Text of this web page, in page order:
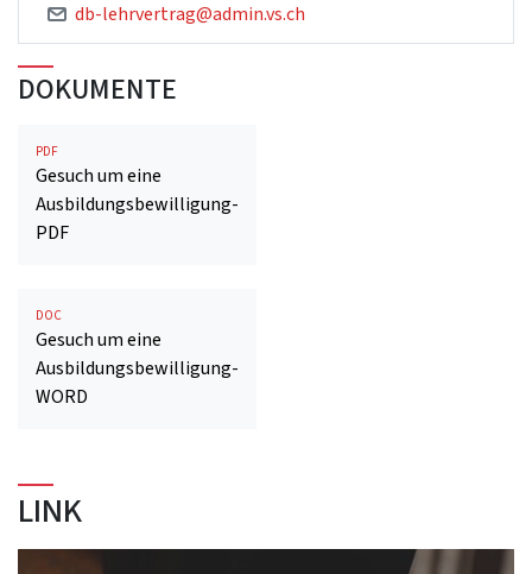
db-lehrvertrag@admin.vs.ch
DOKUMENTE
PDF
Gesuch um eine
Ausbildungsbewilligung-
PDF
DOC
Gesuch um eine
Ausbildungsbewilligung-
WORD
LINK